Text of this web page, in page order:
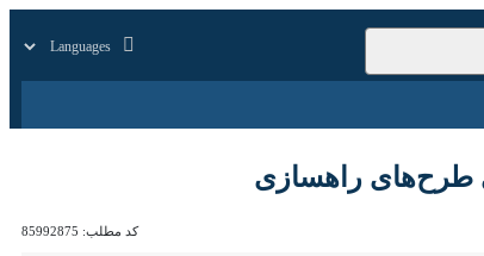
راهسازی
کد مطلب: 85992875